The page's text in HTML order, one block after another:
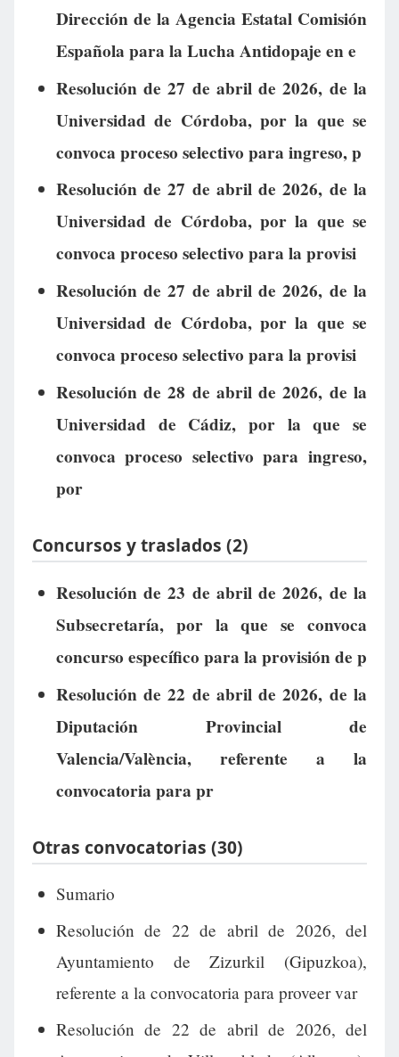
Dirección de la Agencia Estatal Comisión
Española para la Lucha Antidopaje en e
Resolución de 27 de abril de 2026, de la
Universidad de Córdoba, por la que se
convoca proceso selectivo para ingreso, p
Resolución de 27 de abril de 2026, de la
Universidad de Córdoba, por la que se
convoca proceso selectivo para la provisi
Resolución de 27 de abril de 2026, de la
Universidad de Córdoba, por la que se
convoca proceso selectivo para la provisi
Resolución de 28 de abril de 2026, de la
Universidad de Cádiz, por la que se
convoca proceso selectivo para ingreso,
por
Concursos y traslados (2)
Resolución de 23 de abril de 2026, de la
Subsecretaría, por la que se convoca
concurso específico para la provisión de p
Resolución de 22 de abril de 2026, de la
Diputación Provincial de
Valencia/València, referente a la
convocatoria para pr
Otras convocatorias (30)
Sumario
Resolución de 22 de abril de 2026, del
Ayuntamiento de Zizurkil (Gipuzkoa),
referente a la convocatoria para proveer var
Resolución de 22 de abril de 2026, del